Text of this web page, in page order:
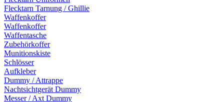
Flecktarn Tarnung / Ghillie
Waffenkoffer
Waffenkoffer
Waffentasche
Zubehörkoffer
Munitionskiste
Schlösser
Aufkleber
Dummy / Attrappe
Nachtsichtgerät Dummy
Messer / Axt Dummy